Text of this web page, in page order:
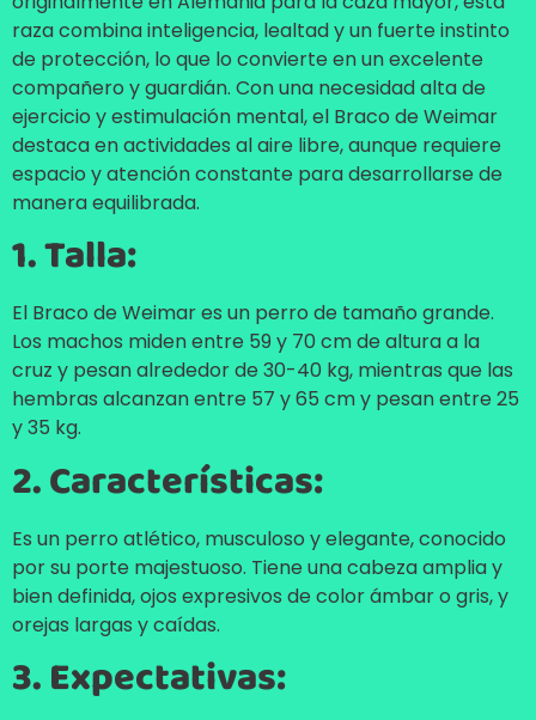
raza combina inteligencia, lealtad y un fuerte instinto
de protección, lo que lo convierte en un excelente
compañero y guardián. Con una necesidad alta de
ejercicio y estimulación mental, el Braco de Weimar
destaca en actividades al aire libre, aunque requiere
espacio y atención constante para desarrollarse de
manera equilibrada.
1. Talla:
El Braco de Weimar es un perro de tamaño grande.
Los machos miden entre 59 y 70 cm de altura a la
cruz y pesan alrededor de 30-40 kg, mientras que las
hembras alcanzan entre 57 y 65 cm y pesan entre 25
y 35 kg.
2. Características:
Es un perro atlético, musculoso y elegante, conocido
por su porte majestuoso. Tiene una cabeza amplia y
bien definida, ojos expresivos de color ámbar o gris, y
orejas largas y caídas.
3. Expectativas: